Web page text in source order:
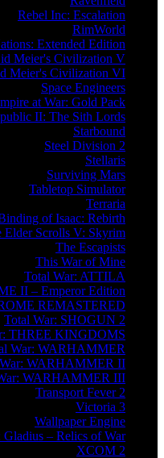
Rebel Inc: Escalation
RimWorld
Extended Edition
Meier's Civilization V
Meier's Civilization VI
Space Engineers
at War: Gold Pack
II: The Sith Lords
Starbound
Steel Division 2
Stellaris
Surviving Mars
Tabletop Simulator
Terraria
of Isaac: Rebirth
Elder Scrolls V: Skyrim
The Escapists
This War of Mine
Total War: ATTILA
II – Emperor Edition
REMASTERED
Total War: SHOGUN 2
THREE KINGDOMS
War: WARHAMMER
WARHAMMER II
WARHAMMER III
Transport Fever 2
Victoria 3
Wallpaper Engine
Gladius – Relics of War
XCOM 2